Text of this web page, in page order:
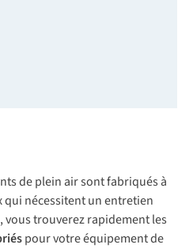
de plein air sont fabriqués à
nécessitent un entretien
vous trouverez rapidement les
pour votre équipement de